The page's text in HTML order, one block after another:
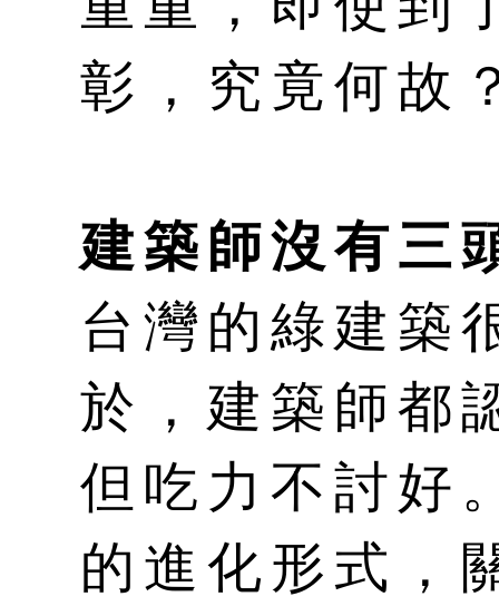
彰，究竟何故
建築師沒有三
台灣的綠建築
於，建築師都
但吃力不討好
的進化形式，